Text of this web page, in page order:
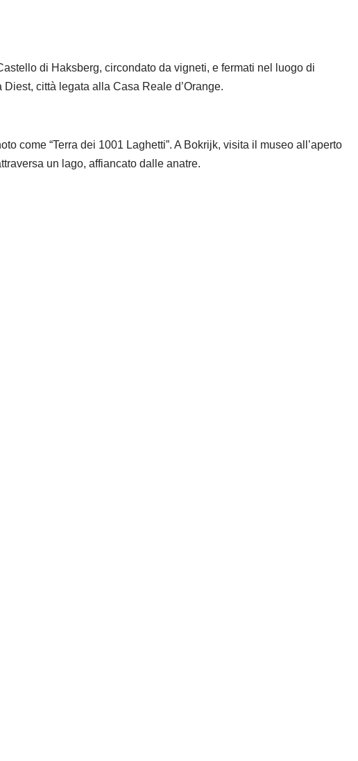
di Haksberg, circondato da vigneti, e fermati nel luogo di
città legata alla Casa Reale d’Orange.
come “Terra dei 1001 Laghetti”. A Bokrijk, visita il museo all’aperto
un lago, affiancato dalle anatre.